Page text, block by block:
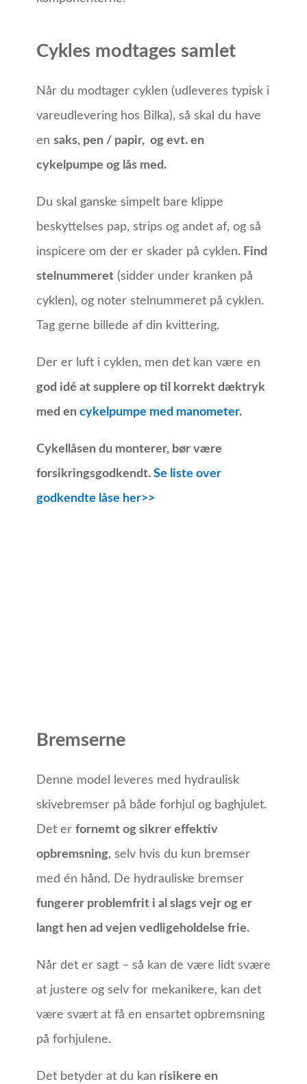
Cykles modtages samlet
Når du modtager cyklen (udleveres typisk i
vareudlevering hos Bilka), så skal du have
en saks, pen / papir, og evt. en
cykelpumpe og lås med.
Du skal ganske simpelt bare klippe
beskyttelses pap, strips og andet af, og så
inspicere om der er skader på cyklen. Find
stelnummeret(sidder under kranken på
cyklen), og noter stelnummeret på cyklen.
Tag gerne billede af din kvittering.
Der er luft i cyklen, men det kan være en
god idé at supplere op til korrekt dæktryk
med en cykelpumpe med manometer.
Cykellåsen du monterer, bør være
forsikringsgodkendt. Se liste over
godkendte låse her>>
Bremserne
Denne model leveres med hydraulisk
skivebremser på både forhjul og baghjulet.
Det er fornemt og sikrer effektiv
opbremsning, selv hvis du kun bremser
med én hånd. De hydrauliske bremser
fungerer problemfrit i al slags vejr og er
langt hen ad vejen vedligeholdelse frie.
Når det er sagt – så kan de være lidt svære
at justere og selv for mekanikere, kan det
være svært at få en ensartet opbremsning
på forhjulene.
Det betyder at du kan risikere en